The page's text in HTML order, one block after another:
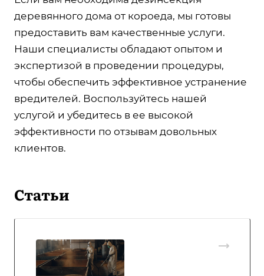
деревянного дома от короеда, мы готовы
предоставить вам качественные услуги.
Наши специалисты обладают опытом и
экспертизой в проведении процедуры,
чтобы обеспечить эффективное устранение
вредителей. Воспользуйтесь нашей
услугой и убедитесь в ее высокой
эффективности по отзывам довольных
клиентов.
Статьи